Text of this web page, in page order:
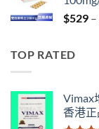
$529 –
TOP RATED
Vimax
香港正